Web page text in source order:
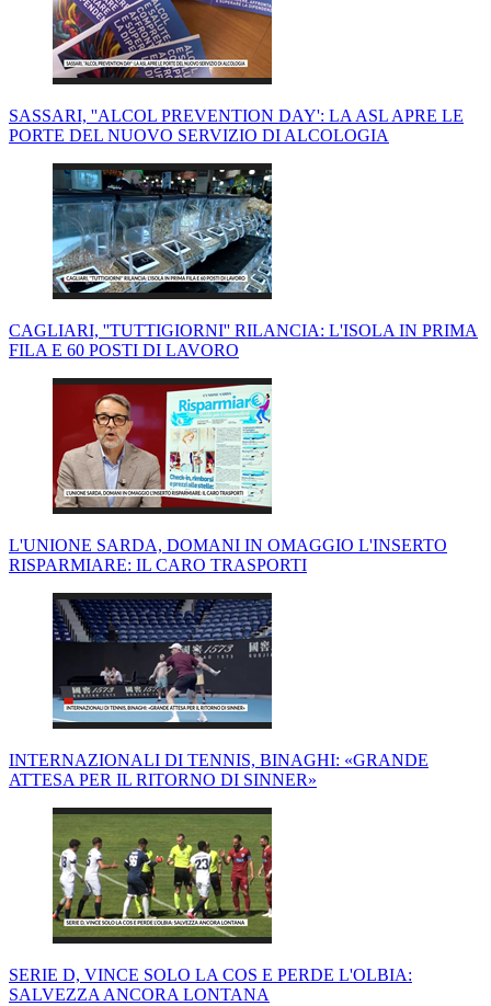
SASSARI, ''ALCOL PREVENTION DAY': LA ASL APRE LE
PORTE DEL NUOVO SERVIZIO DI ALCOLOGIA
CAGLIARI, ''TUTTIGIORNI'' RILANCIA: L'ISOLA IN PRIMA
FILA E 60 POSTI DI LAVORO
L'UNIONE SARDA, DOMANI IN OMAGGIO L'INSERTO
RISPARMIARE: IL CARO TRASPORTI
INTERNAZIONALI DI TENNIS, BINAGHI: «GRANDE
ATTESA PER IL RITORNO DI SINNER»
SERIE D, VINCE SOLO LA COS E PERDE L'OLBIA:
SALVEZZA ANCORA LONTANA